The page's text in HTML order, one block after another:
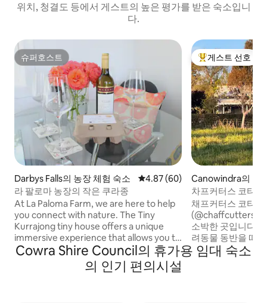
위치, 청결도 등에서 게스트의 높은 평가를 받은 숙소입니
다.
슈퍼호스트
슈퍼호스트
Darbys Falls의 농장 체험 숙소 평점 4.87점(5점 만점), 후기 60
4.87 (60)
라 팔로마 농장의 작은 쿠라종
At La Paloma Farm, we are here to help
you connect with nature. The Tiny
Kurrajong tiny house offers a unique
immersive experience that allows you to
escape the city, relax, and enjoy
freedom, space, and tranquility. For over
4 years, we've shared our farm, helping
상위 게스트 선호
게스트 선호
Canowindra의 별
차프커터스 코티
별이 빛나는 밤하늘
채프커터스 코티지
소박한 곳입니다.
려동물 동반을 따
에 별이 가득하고,
름답게 리노베이
Cowra Shire Council의 휴가용 임대 숙소
의 인기 편의시설